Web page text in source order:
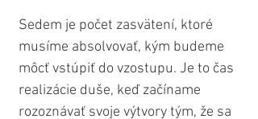
Sedem je počet zasvätení, ktoré
musíme absolvovať, kým budeme
môcť vstúpiť do vzostupu. Je to čas
realizácie duše, keď začíname
rozoznávať svoje výtvory tým, že sa